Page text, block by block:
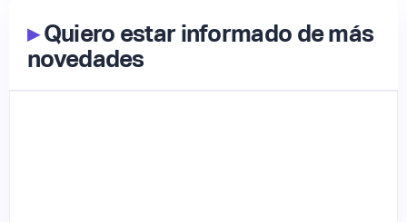
▸Quiero estar informado de más
novedades